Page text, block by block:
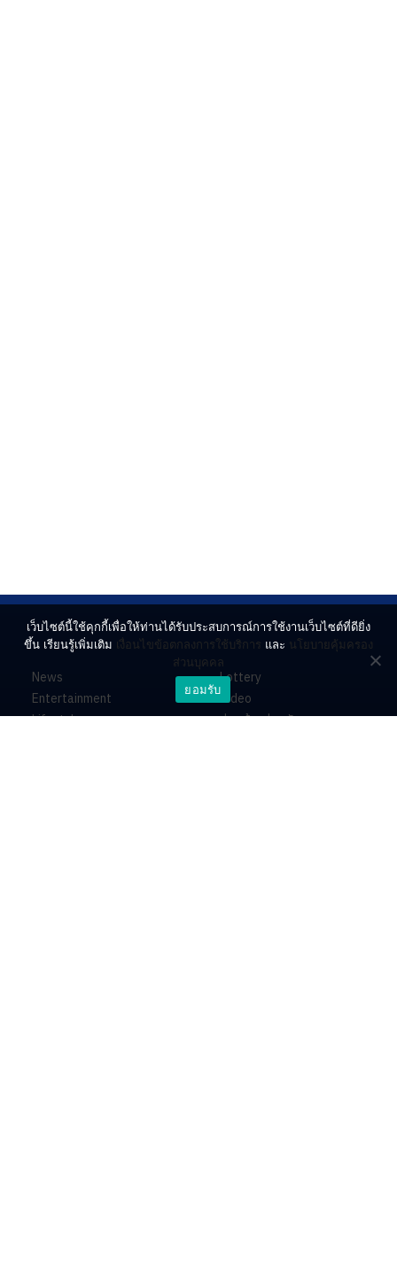
News
Entertainment
Lifestyle
Lottery
Video
ร่วมด้วยช่วยกัน
เว็บไซต์นี้ใช้คุกกี้เพื่อให้ท่านได้รับประสบการณ์การใช้งานเว็บไซต์ที่ดียิ่ง
ขึ้น เรียนรู้เพิ่มเติม เงื่อนไขข้อตกลงการใช้บริการ และ นโยบายคุ้มครอง
ส่วนบุคคล
ยอมรับ